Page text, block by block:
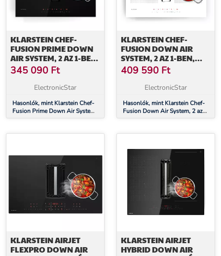
KLARSTEIN CHEF-
FUSION PRIME DOWN
AIR SYSTEM, 2 AZ 1-BEN,
INDUKCIÓS FŐZŐLAP +
PÁRAELSZÍVÓ, NAGY
TELJESÍTMÉNYŰ
345 090 Ft
ElectronicStar
Hasonlók, mint Klarstein Chef-
Fusion Prime Down Air System,
2 az 1-ben, indukciós főzőlap +
KLARSTEIN CHEF-
FUSION DOWN AIR
SYSTEM, 2 AZ 1-BEN,
INDUKCIÓS FŐZŐLAP +
PÁRAELSZÍVÓ, NAGY
TELJESÍTMÉNYŰ, 7200
409 590 Ft
ElectronicStar
Hasonlók, mint Klarstein Chef-
Fusion Down Air System, 2 az
1-ben, indukciós főzőlap +
7200 W
KLARSTEIN AIRJET
FLEXPRO DOWN AIR
KLARSTEIN AIRJET
HYBRID DOWN AIR